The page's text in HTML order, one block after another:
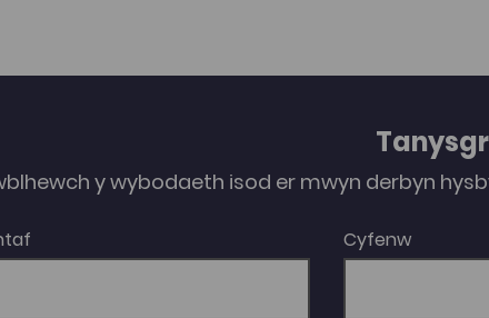
y wybodaeth isod er mwyn derbyn
Cyfenw